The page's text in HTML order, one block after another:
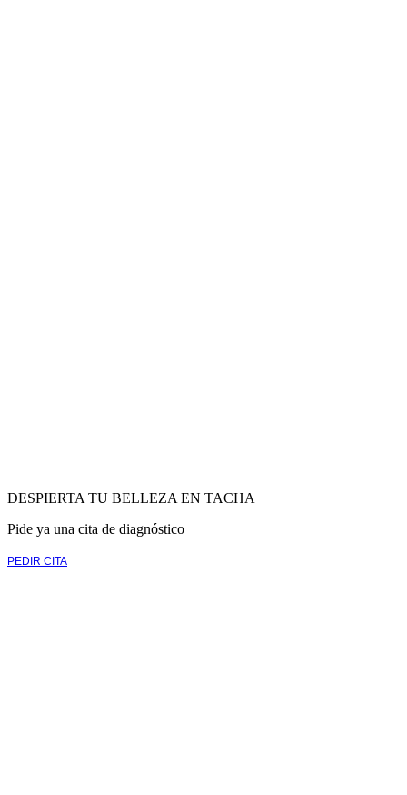
DESPIERTA TU BELLEZA EN TACHA
Pide ya una cita de diagnóstico
PEDIR CITA